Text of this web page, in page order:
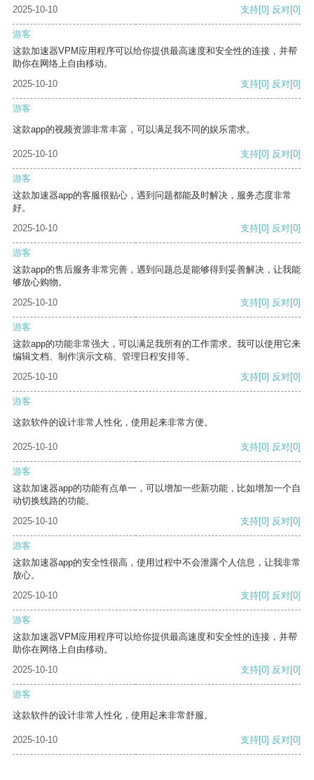
2025-10-10
支持[0] 反对[0]
游客
这款加速器VPM应用程序可以给你提供最高速度和安全性的连接，并帮
助你在网络上自由移动。
2025-10-10
支持[0] 反对[0]
游客
这款app的视频资源非常丰富，可以满足我不同的娱乐需求。
2025-10-10 支持[0] 反对[0]
游客
这款加速器app的客服很贴心，遇到问题都能及时解决，服务态度非常
好。
2025-10-10
支持[0] 反对[0]
游客
这款app的售后服务非常完善，遇到问题总是能够得到妥善解决，让我能
够放心购物。
2025-10-10
支持[0] 反对[0]
游客
这款app的功能非常强大，可以满足我所有的工作需求。我可以使用它来
编辑文档、制作演示文稿、管理日程安排等。
2025-10-10
支持[0] 反对[0]
游客
这款软件的设计非常人性化，使用起来非常方便。
2025-10-10 支持[0] 反对[0]
游客
这款加速器app的功能有点单一，可以增加一些新功能，比如增加一个自
动切换线路的功能。
2025-10-10
支持[0] 反对[0]
游客
这款加速器app的安全性很高，使用过程中不会泄露个人信息，让我非常
放心。
2025-10-10
支持[0] 反对[0]
游客
这款加速器VPM应用程序可以给你提供最高速度和安全性的连接，并帮
助你在网络上自由移动。
2025-10-10
支持[0] 反对[0]
游客
这款软件的设计非常人性化，使用起来非常舒服。
2025-10-10 支持[0] 反对[0]